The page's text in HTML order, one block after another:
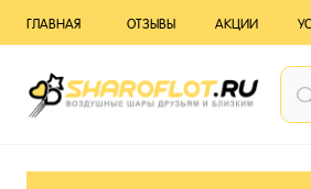
ГЛАВНАЯ ОТЗЫВЫ АКЦИИ